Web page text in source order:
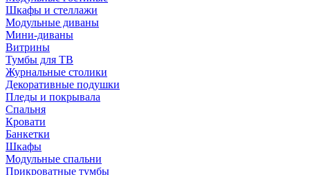
Шкафы и стеллажи
Модульные диваны
Мини-диваны
Витрины
Тумбы для ТВ
Журнальные столики
Декоративные подушки
Пледы и покрывала
Спальня
Кровати
Банкетки
Шкафы
Модульные спальни
Прикроватные тумбы